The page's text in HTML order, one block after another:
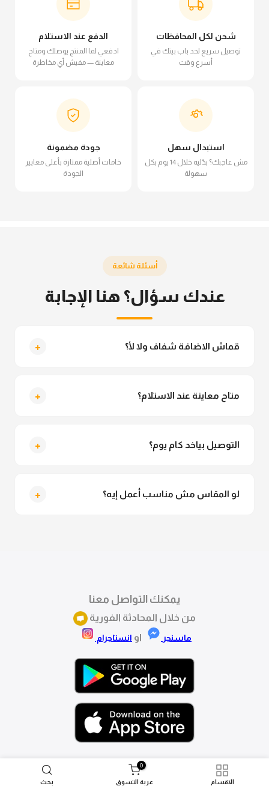
شحن لكل المحافظات
توصيل سريع لحد باب بيتك في
أسرع وقت
الدفع عند الاستلام
ادفعي لما المنتج يوصلك ومتاح
معاينة — مفيش أي مخاطرة
استبدال سهل
مش عاجبك؟ بدّليه خلال 14 يوم بكل
سهولة
جودة مضمونة
خامات أصلية ممتازة بأعلى معايير
الجودة
أسئلة شائعة
عندك سؤال؟ هنا الإجابة
قماش الاضافة شفاف ولا لأ؟ +
متاح معاينة عند الاستلام؟ +
التوصيل بياخد كام يوم؟ +
لو المقاس مش مناسب أعمل إيه؟ +
يمكنك التواصل معنا
من خلال المحادثة الفورية
ماسنجر او انستاجرام
الاقسام
0
عربة التسوق بحث